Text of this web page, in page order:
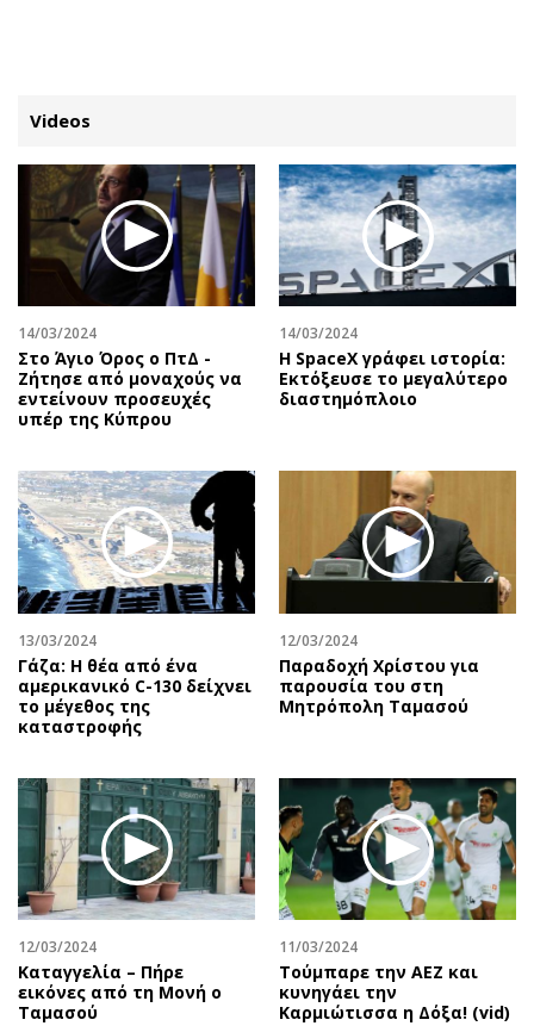
ΚΑΤΗΓΟΡΙΕΣ ΣΥΝΔΕΣΗ
Κύπρος
Παιδεία
Υγεία
Πολιτική
Βουλευτικές 2026
Εκλογές 2024
Δημοσκοπήσεις
Διπλωματία
Αθλητισμός
Κύπρος
Διεθνή
Κληρώσεις Allwyn
Οικονομική
Real Estate
Επιχειρήσεις
Αγορές
Money Review
AstroBank Properties
Trends
Ενέργεια
Απόψεις
Αρθρογραφία
The Hill
Υγεία
Αγγελίες
Ζητούν εργασία
Θέσεις εργασίας
Geek
Social
Αυτοκίνηση
Οικονομία
Γενικά
Αναδρομές
Πρόσωπα
Περιβάλλον
Good Life
Γυναίκα
Videos
14/03/2024
Στο Άγιο Όρος ο ΠτΔ -
Ζήτησε από μοναχούς να
εντείνουν προσευχές
υπέρ της Κύπρου
14/03/2024
Η SpaceX γράφει ιστορία:
Εκτόξευσε το μεγαλύτερο
διαστημόπλοιο
13/03/2024
Γάζα: Η θέα από ένα
αμερικανικό C-130 δείχνει
το μέγεθος της
καταστροφής
12/03/2024
Παραδοχή Χρίστου για
παρουσία του στη
Μητρόπολη Ταμασού
12/03/2024
Καταγγελία – Πήρε
εικόνες από τη Μονή ο
Ταμασού
11/03/2024
Τούμπαρε την ΑΕΖ και
κυνηγάει την
Καρμιώτισσα η Δόξα! (vid)